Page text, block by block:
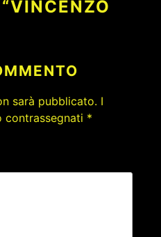
sarà pubblicato. I
contrassegnati *